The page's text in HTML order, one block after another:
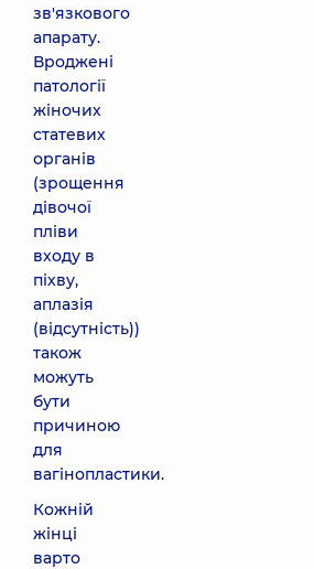
зв'язкового
апарату.
Вроджені
патології
жіночих
статевих
органів
(зрощення
дівочої
пліви
входу в
піхву,
аплазія
(відсутність))
також
можуть
бути
причиною
для
вагінопластики.
Кожній
жінці
варто